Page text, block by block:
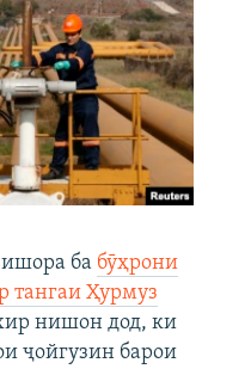
ба бӯҳрони
тангаи Ҳурмуз
нишон дод, ки
ҷойгузин барои